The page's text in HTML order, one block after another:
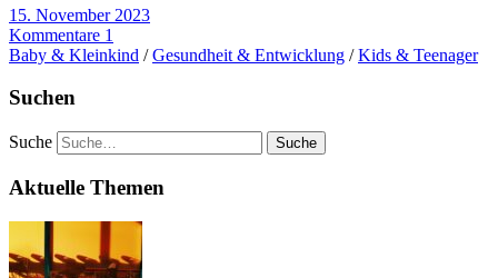
15. November 2023
Kommentare 1
Baby & Kleinkind /Gesundheit & Entwicklung /Kids & Teenager
Suchen
Suche
Aktuelle Themen